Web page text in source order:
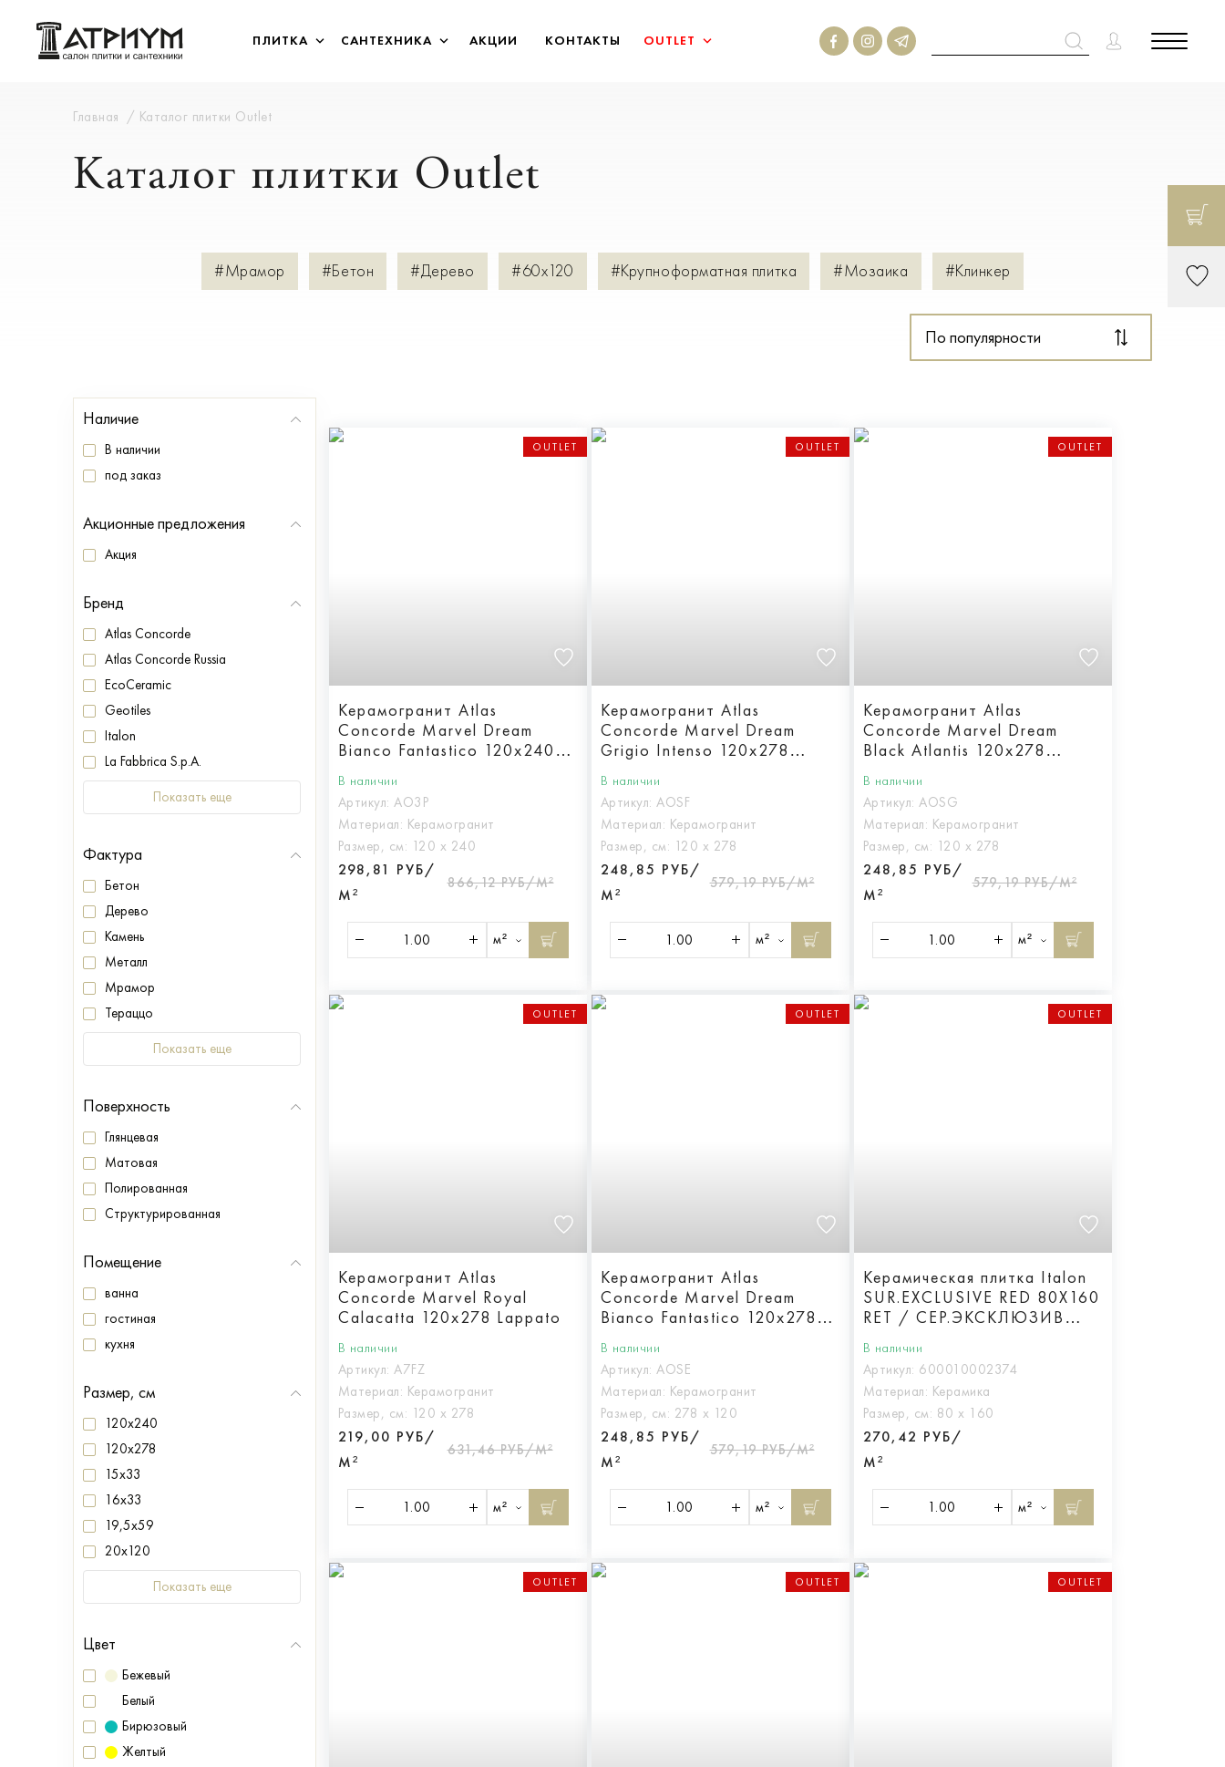
ПЛИТКА САНТЕХНИКА АКЦИИ КОНТАКТЫ OUTLET
Главная Каталог плитки Outlet
Каталог плитки Outlet
#Мрамор #Бетон #Дерево #60х120 #Крупноформатная плитка #Мозаика #Клинкер
По популярности
Наличие
В наличии
под заказ
Акционные предложения
Акция
Бренд
Atlas Concorde
Atlas Concorde Russia
EcoCeramic
Geotiles
Italon
La Fabbrica S.p.A.
Показать еще
Фактура
Бетон
Дерево
Камень
Металл
Мрамор
Тераццо
Показать еще
Поверхность
Глянцевая
Матовая
Полированная
Структурированная
Помещение
ванна
гостиная
кухня
Размер, см
120x240
120x278
15x33
16x33
19,5x59
20x120
Показать еще
Цвет
Бежевый
Белый
Бирюзовый
Желтый
OUTLET
Керамогранит Atlas
Concorde Marvel Dream
Bianco Fantastico 120x240
В наличии
Артикул: AO3P
Материал: Керамогранит
Размер, см: 120 х 240
298,81 РУБ/
М²
866,12 РУБ/М²
м²
OUTLET
Керамогранит Atlas
Concorde Marvel Dream
Grigio Intenso 120x278
В наличии
Артикул: AOSF
Материал: Керамогранит
Размер, см: 120 х 278
248,85 РУБ/
М²
579,19 РУБ/М²
м²
OUTLET
Керамогранит Atlas
Concorde Marvel Dream
Black Atlantis 120x278
В наличии
Артикул: AOSG
Материал: Керамогранит
Размер, см: 120 х 278
248,85 РУБ/
М²
579,19 РУБ/М²
м²
OUTLET
Керамогранит Atlas
Concorde Marvel Royal
Calacatta 120x278 Lappato
В наличии
Артикул: A7FZ
Материал: Керамогранит
Размер, см: 120 х 278
219,00 РУБ/
М²
631,46 РУБ/М²
м²
OUTLET
Керамогранит Atlas
Concorde Marvel Dream
Bianco Fantastico 120x278
В наличии
Артикул: AOSE
Материал: Керамогранит
Размер, см: 278 х 120
248,85 РУБ/
М²
579,19 РУБ/М²
м²
OUTLET
Керамическая плитка Italon
SUR.EXCLUSIVE RED 80X160
RET / СЕР.ЭКСКЛЮЗИВ
Реттифицированная
В наличии
Артикул: 600010002374
Материал: Керамика
Размер, см: 80 х 160
270,42 РУБ/
М²
м²
OUTLET OUTLET OUTLET